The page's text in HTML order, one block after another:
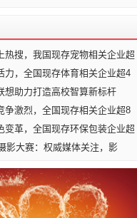
热搜，我国现存宠物相关企业超
力，全国现存体育相关企业超4
想助力打造高校智算新标杆
争激烈，全国现存相关企业超8
变革，全国现存环保包装企业超
影大赛：权威媒体关注，影